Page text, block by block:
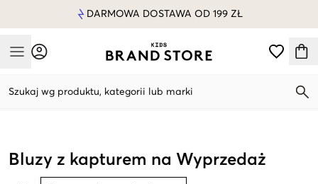
DARMOWA DOSTAWA OD 199 ZŁ
Mobile Menu
Szukaj wg produktu, kategorii lub marki
Bluzy z kapturem na Wyprzedaż